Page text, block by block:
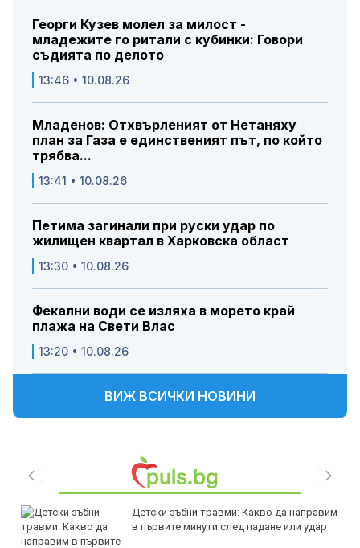
Георги Кузев молел за милост -
младежите го ритали с кубинки: Говори
съдията по делото
13:46 • 10.08.26
Младенов: Отхвърленият от Нетаняху
план за Газа е единственият път, по който
трябва...
13:41 • 10.08.26
Петима загинали при руски удар по
жилищен квартал в Харковска област
13:30 • 10.08.26
Фекални води се изляха в морето край
плажа на Свети Влас
13:20 • 10.08.26
ВИЖ ВСИЧКИ НОВИНИ
Детски зъбни травми: Какво да направим
в първите минути след падане или удар